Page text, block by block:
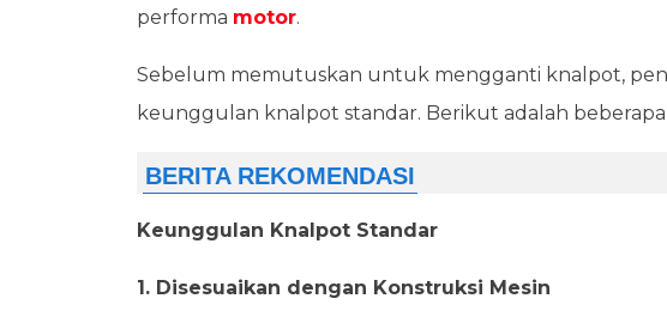
performa motor.
Sebelum memutuskan untuk mengganti knalpot,
keunggulan knalpot standar. Berikut adalah
Keunggulan Knalpot Standar
1. Disesuaikan dengan Konstruksi Mesin